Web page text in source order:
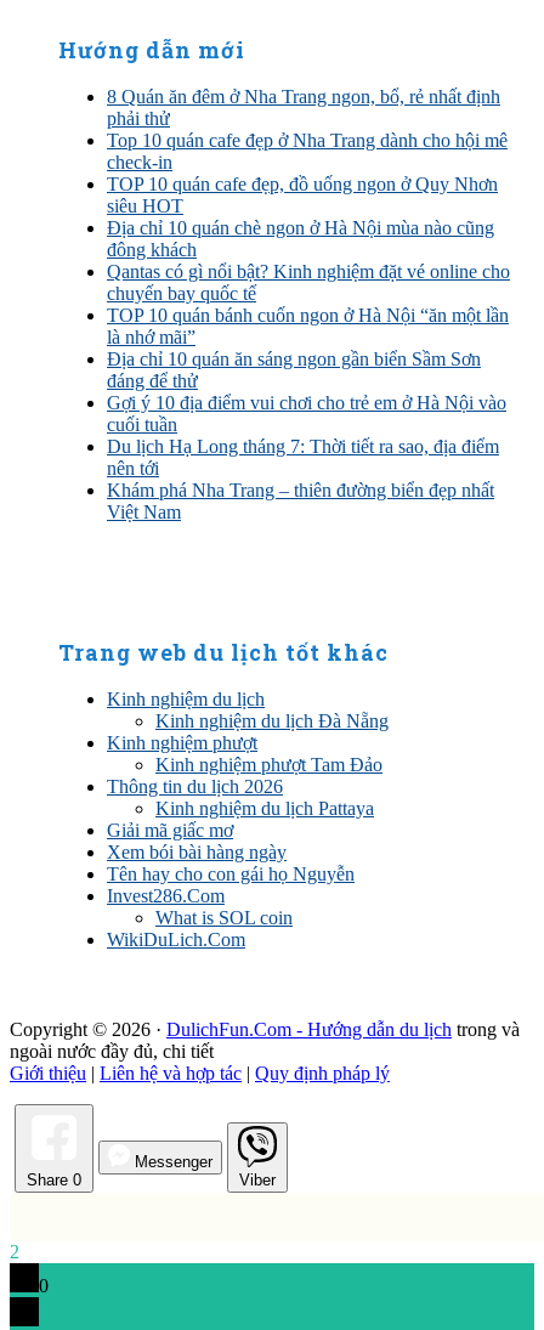
Hướng dẫn mới
8 Quán ăn đêm ở Nha Trang ngon, bổ, rẻ nhất định
phải thử
Top 10 quán cafe đẹp ở Nha Trang dành cho hội mê
check-in
TOP 10 quán cafe đẹp, đồ uống ngon ở Quy Nhơn
siêu HOT
Địa chỉ 10 quán chè ngon ở Hà Nội mùa nào cũng
đông khách
Qantas có gì nổi bật? Kinh nghiệm đặt vé online cho
chuyến bay quốc tế
TOP 10 quán bánh cuốn ngon ở Hà Nội “ăn một lần
là nhớ mãi”
Địa chỉ 10 quán ăn sáng ngon gần biển Sầm Sơn
đáng để thử
Gợi ý 10 địa điểm vui chơi cho trẻ em ở Hà Nội vào
cuối tuần
Du lịch Hạ Long tháng 7: Thời tiết ra sao, địa điểm
nên tới
Khám phá Nha Trang – thiên đường biển đẹp nhất
Việt Nam
Trang web du lịch tốt khác
Kinh nghiệm du lịch
Kinh nghiệm du lịch Đà Nẵng
Kinh nghiệm phượt
Kinh nghiệm phượt Tam Đảo
Thông tin du lịch 2026
Kinh nghiệm du lịch Pattaya
Giải mã giấc mơ
Xem bói bài hàng ngày
Tên hay cho con gái họ Nguyễn
Invest286.Com
What is SOL coin
WikiDuLich.Com
Copyright © 2026 · DulichFun.Com - Hướng dẫn du lịch trong và
ngoài nước đầy đủ, chi tiết
Giới thiệu | Liên hệ và hợp tác | Quy định pháp lý
Share 0
Messenger
Viber
2
0